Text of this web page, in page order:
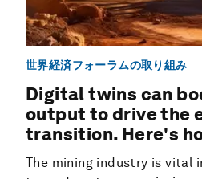
世界経済フォーラムの取り組み
Digital twins can
output to drive the
transition. Here's
The mining industry is vital